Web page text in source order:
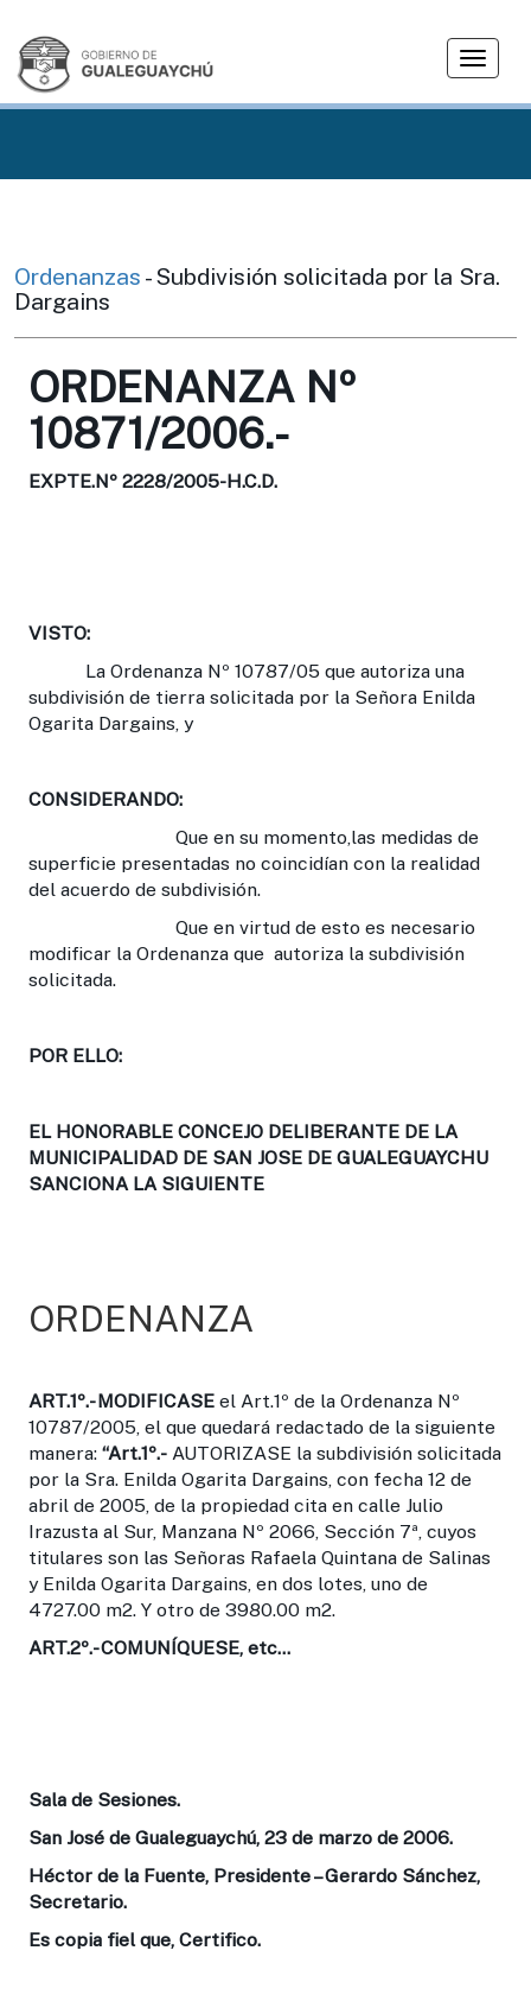
T
g
v
Ordenanzas - Subdivisión solicitada por la Sra.
Dargains
ORDENANZA Nº
10871/2006.-
EXPTE.Nº 2228/2005-H.C.D.
VISTO:
La Ordenanza Nº 10787/05 que autoriza una
subdivisión de tierra solicitada por la Señora Enilda
Ogarita Dargains, y
CONSIDERANDO:
Que en su momento,las medidas de
superficie presentadas no coincidían con la realidad
del acuerdo de subdivisión.
Que en virtud de esto es necesario
modificar la Ordenanza que autoriza la subdivisión
solicitada.
POR ELLO:
EL HONORABLE CONCEJO DELIBERANTE DE LA
MUNICIPALIDAD DE SAN JOSE DE GUALEGUAYCHU
SANCIONA LA SIGUIENTE
ORDENANZA
ART.1º.-MODIFICASE el Art.1º de la Ordenanza Nº
10787/2005, el que quedará redactado de la siguiente
manera: “Art.1º.- AUTORIZASE la subdivisión solicitada
por la Sra. Enilda Ogarita Dargains, con fecha 12 de
abril de 2005, de la propiedad cita en calle Julio
Irazusta al Sur, Manzana Nº 2066, Sección 7ª, cuyos
titulares son las Señoras Rafaela Quintana de Salinas
y Enilda Ogarita Dargains, en dos lotes, uno de
4727.00 m2. Y otro de 3980.00 m2.
ART.2º.- COMUNÍQUESE, etc...
Sala de Sesiones.
San José de Gualeguaychú, 23 de marzo de 2006.
Héctor de la Fuente, Presidente – Gerardo Sánchez,
Secretario.
Es copia fiel que, Certifico.